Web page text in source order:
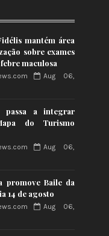
mantém área
sobre exames
maculosa
Aug 06,
passa a integrar
do Turismo
Aug 06,
promove Baile da
14 de agosto
Aug 06,